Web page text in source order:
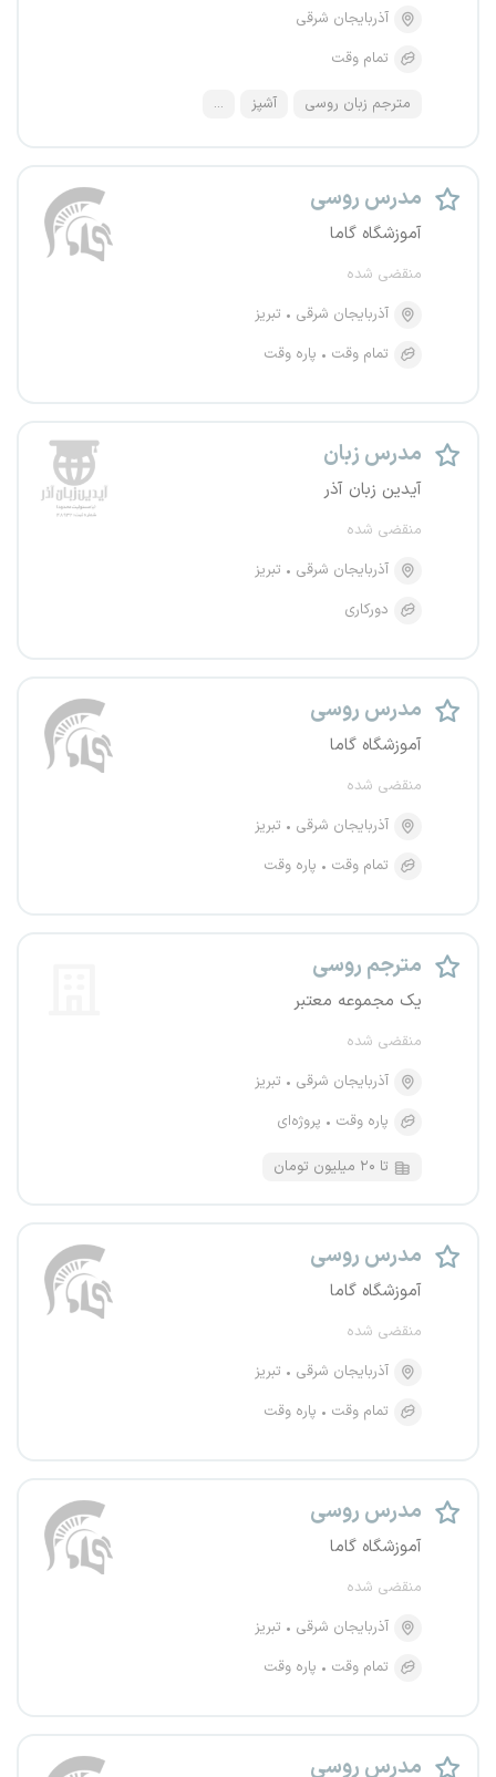
آذربایجان شرقی
تمام وقت
مترجم زبان روسی آشپز ...
مدرس روسی
آموزشگاه گاما
منقضی شده
آذربایجان شرقی
تبریز
تمام وقت
پاره وقت
مدرس زبان
آیدین زبان آذر
منقضی شده
آذربایجان شرقی
تبریز
دورکاری
مدرس روسی
آموزشگاه گاما
منقضی شده
آذربایجان شرقی
تبریز
تمام وقت
پاره وقت
مترجم روسی
یک مجموعه معتبر
منقضی شده
آذربایجان شرقی
تبریز
پاره وقت
پروژه‌ای
تا ۲۰ میلیون تومان
مدرس روسی
آموزشگاه گاما
منقضی شده
آذربایجان شرقی
تبریز
تمام وقت
پاره وقت
مدرس روسی
آموزشگاه گاما
منقضی شده
آذربایجان شرقی
تبریز
تمام وقت
پاره وقت
مدرس روسی